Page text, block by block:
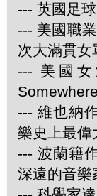
--- 英國足
--- 美國職
次大滿貫女
--- 美國
--- 維也納
樂史上最偉
--- 波蘭籍
深遠的音樂